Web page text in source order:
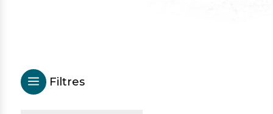
a Filtres